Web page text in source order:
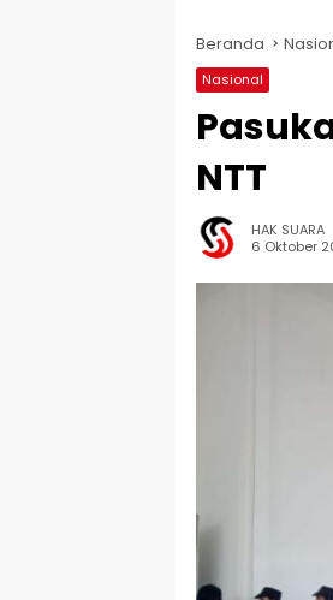
Beranda
Nasional
NTT
HAK SUARA
6 Oktober